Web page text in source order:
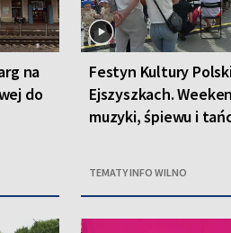
na
do
Festyn Kultury
Ejszyszkach.
muzyki, śpiewu i
TEMATY INFO WILNO